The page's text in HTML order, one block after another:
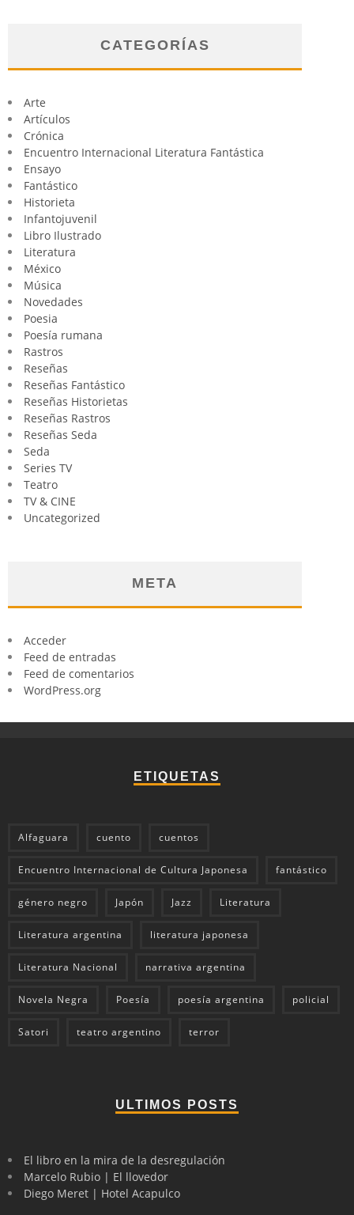
CATEGORÍAS
Arte
Artículos
Crónica
Encuentro Internacional Literatura Fantástica
Ensayo
Fantástico
Historieta
Infantojuvenil
Libro Ilustrado
Literatura
México
Música
Novedades
Poesia
Poesía rumana
Rastros
Reseñas
Reseñas Fantástico
Reseñas Historietas
Reseñas Rastros
Reseñas Seda
Seda
Series TV
Teatro
TV & CINE
Uncategorized
META
Acceder
Feed de entradas
Feed de comentarios
WordPress.org
ETIQUETAS
Alfaguara cuento cuentos
Encuentro Internacional de Cultura Japonesa fantástico
género negro Japón Jazz Literatura
Literatura argentina literatura japonesa
Literatura Nacional narrativa argentina
Novela Negra Poesía poesía argentina policial
Satori teatro argentino terror
ULTIMOS POSTS
El libro en la mira de la desregulación
Marcelo Rubio | El llovedor
Diego Meret | Hotel Acapulco